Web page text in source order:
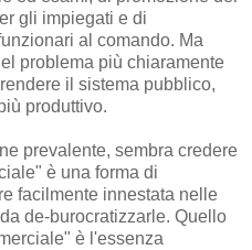
gli impiegati e di
al comando. Ma
problema più chiaramente
il sistema pubblico,
produttivo.
prevalente, sembra credere
è una forma di
facilmente innestata nelle
de-burocratizzarle. Quello
è l'essenza